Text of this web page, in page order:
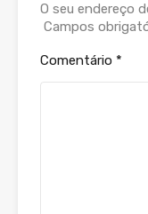
O seu endereço
Campos
Comentário *